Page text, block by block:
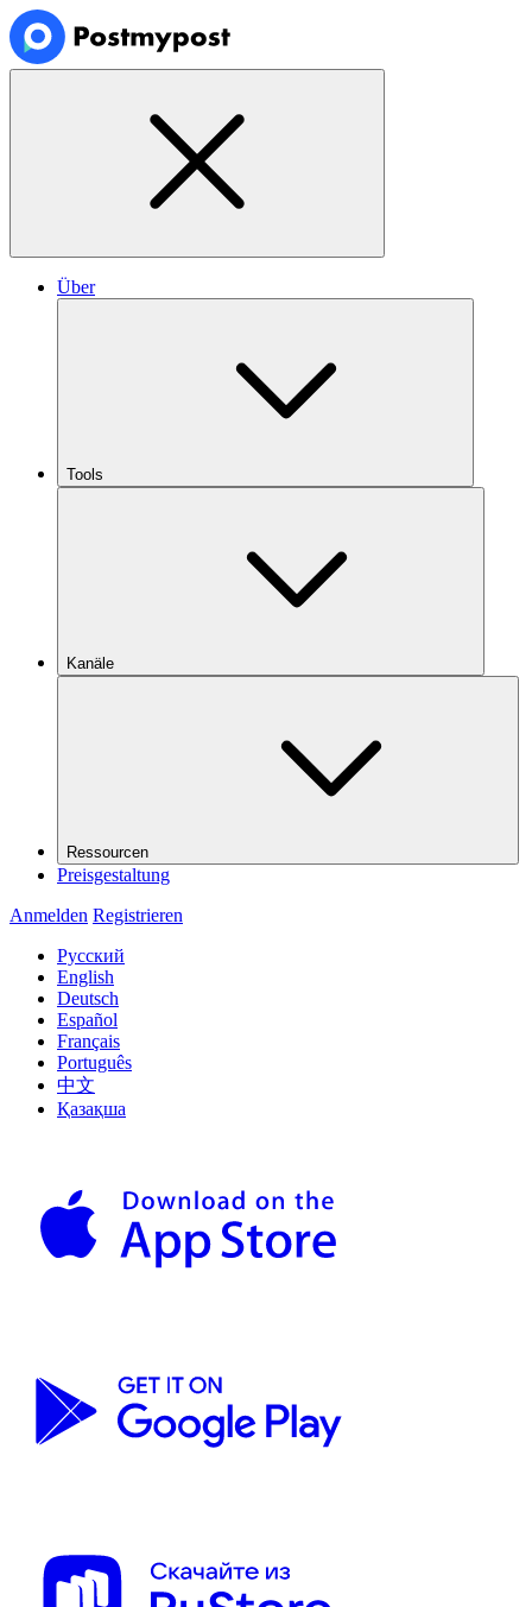
Über
Tools
Kanäle
Ressourcen
Preisgestaltung
Anmelden Registrieren
Русский
English
Deutsch
Español
Français
Português
中文
Қазақша